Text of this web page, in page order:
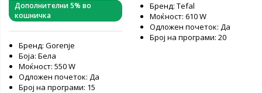
Дополнителни 5% во
кошничка
Бренд: Gorenje
Боја: Бела
Моќност: 550 W
Одложен почеток: Да
Број на програми: 15
Бренд: Tefal
Моќност: 610 W
Одложен почеток: Да
Број на програми: 20